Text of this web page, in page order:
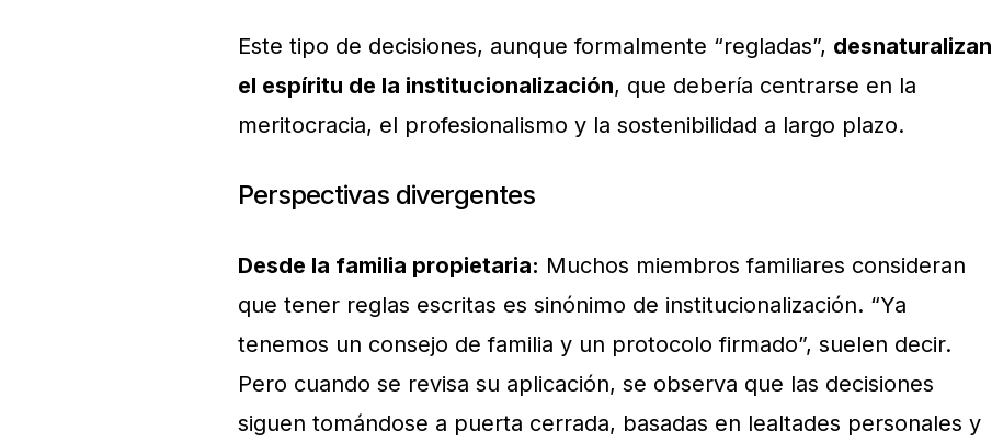
Este tipo de decisiones, aunque formalmente “regladas”, desnaturalizan
el espíritu de la institucionalización, que debería centrarse en la
meritocracia, el profesionalismo y la sostenibilidad a largo plazo.
Perspectivas divergentes
Desde la familia propietaria: Muchos miembros familiares consideran
que tener reglas escritas es sinónimo de institucionalización. “Ya
tenemos un consejo de familia y un protocolo firmado”, suelen decir.
Pero cuando se revisa su aplicación, se observa que las decisiones
siguen tomándose a puerta cerrada, basadas en lealtades personales y